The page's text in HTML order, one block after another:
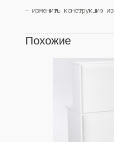
— изменить конструкцию
Похожие